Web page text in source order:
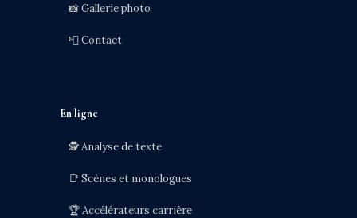
📸 Gallerie photo
📮 Contact
En ligne
🕵️ Analyse de texte
📑 Scènes et monologues
🏆 Accélérateurs carrière